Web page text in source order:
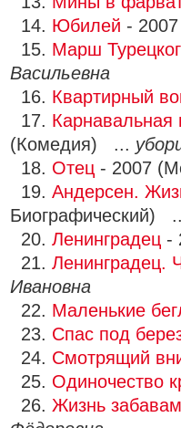
14. Юбилей -
15. Марш
Васильевна
16. Квартирный
17. Карнавальная
(Комедия) ...
18. Отец - 2007
19. Андерсен.
Биографический)
20. Ленинградец -
21. Ленинградец.
Ивановна
22. Маленькие
23. Спас под
24. Смотрящий
25. Одиночество
26. Жизнь